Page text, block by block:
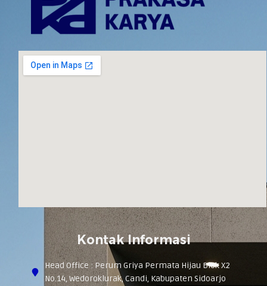
Kontak Informasi
Head Office : Perum Griya Permata Hijau Blok X2
No.14, Wedoroklurak, Candi, Kabupaten Sidoarjo